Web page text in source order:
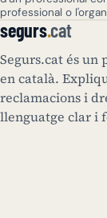
professional o
segurs.cat
Segurs.cat és
en català.
reclamacions i
llenguatge clar i